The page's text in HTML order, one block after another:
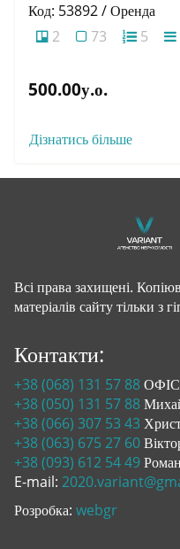
Код: 53892 / Оренда
2
73 5
500.00у.о.
Дізнатись більше
Всі права захищені.
матеріалів сайту тільки з
Контакти:
+38 (068) 131 57 88ОФІС
+38 (050) 131 57 88
+38 (066) 307 53 43
+38 (063) 675 27 60
+38 (093) 612 54 49Роман
E-mail:
Розробка: webgr